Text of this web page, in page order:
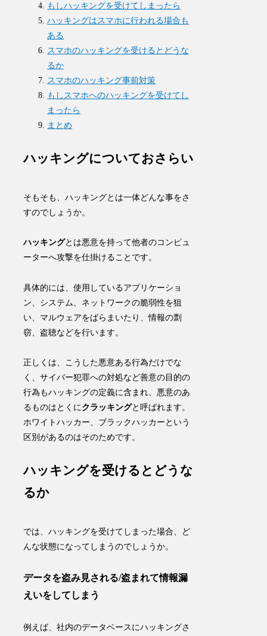
もしハッキングを受けてしまったら
ハッキングはスマホに行われる場合も
ある
スマホのハッキングを受けるとどうな
るか
スマホのハッキング事前対策
もしスマホへのハッキングを受けてし
まったら
まとめ
ハッキングについておさらい
そもそも、ハッキングとは一体どんな事をさ
すのでしょうか。
ハッキングとは悪意を持って他者のコンピュ
ーターへ攻撃を仕掛けること です。
具体的には、使用しているアプリケーショ
ン、システム、ネットワークの脆弱性を狙
い、マルウェアをばらまいたり、情報の剽
窃、盗聴などを行います。
正しくは、こうした悪意ある行為だけでな
く、サイバー犯罪への対処など善意の目的の
行為もハッキングの定義に含まれ、悪意のあ
るものはとくに クラッキングと呼ばれます。
ホワイトハッカー、ブラックハッカーという
区別があるのはそのためです。
ハッキングを受けるとどうな
るか
では、ハッキングを受けてしまった場合、ど
んな状態になってしまうのでしょうか。
データを盗み見される/盗まれて情報漏
えいをしてしまう
例えば、社内のデータベースにハッキングさ